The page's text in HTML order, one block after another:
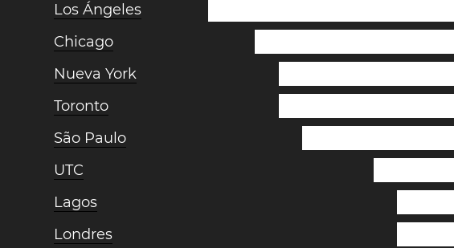
Los Ángeles
Chicago
Nueva York
Toronto
São Paulo
UTC
Lagos
Londres